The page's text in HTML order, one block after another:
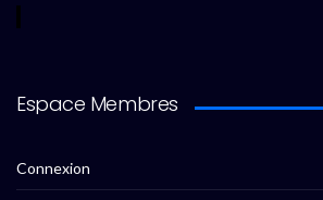
Espace Membres
Connexion